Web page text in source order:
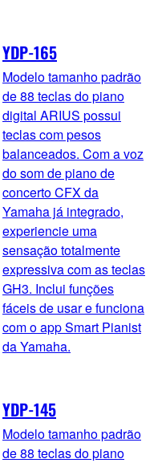
YDP-165
Modelo tamanho padrão
de 88 teclas do piano
digital ARIUS possui
teclas com pesos
balanceados. Com a voz
do som de piano de
concerto CFX da
Yamaha já integrado,
experiencie uma
sensação totalmente
expressiva com as teclas
GH3. Inclui funções
fáceis de usar e funciona
com o app Smart Pianist
da Yamaha.
YDP-145
Modelo tamanho padrão
de 88 teclas do piano